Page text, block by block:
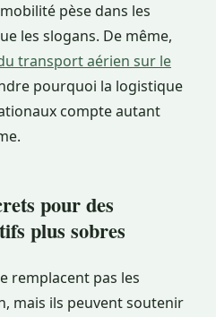
pèse dans les
les slogans. De même,
transport aérien sur le
pourquoi la logistique
compte autant
pour des
plus sobres
remplacent pas les
mais ils peuvent soutenir